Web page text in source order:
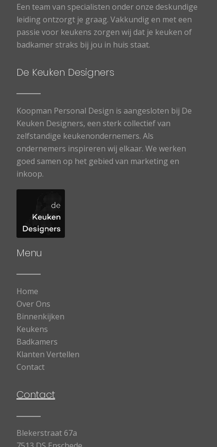
Een team van specialisten onder onze deskundige
leiding ontzorgt je graag. Vakkundig en met een
passie voor keukens zorgen wij dat je keuken of
badkamer straks bij jou in huis staat.
De Keuken Designers
Koopman Personal Design is aangesloten bij De
Keuken Designers, een sterk collectief van
zelfstandige keukenondernemers. Als
ondernemers inspireren wij elkaar. We werken
goed samen op het gebied van marketing en
inkoop.
Menu
Home
Over Ons
Binnenkijken
Keukens
Badkamers
Klanten Vertellen
Contact
Contact
Blekerstraat 67a